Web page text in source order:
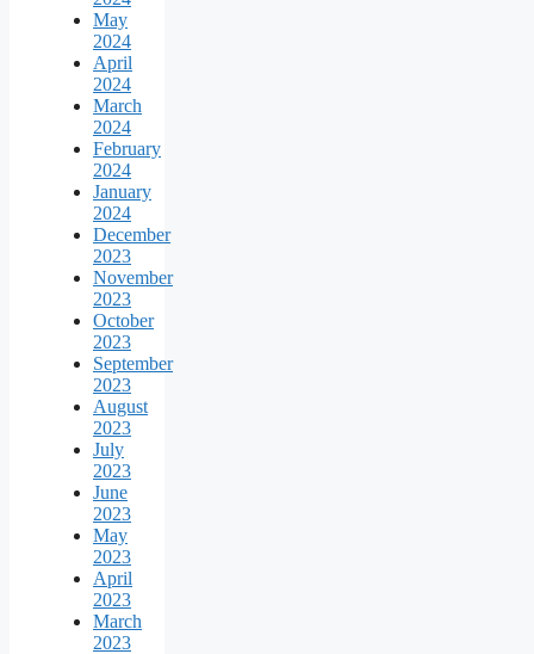
May
2024
April
2024
March
2024
February
2024
January
2024
December
2023
November
2023
October
2023
September
2023
August
2023
July
2023
June
2023
May
2023
April
2023
March
2023